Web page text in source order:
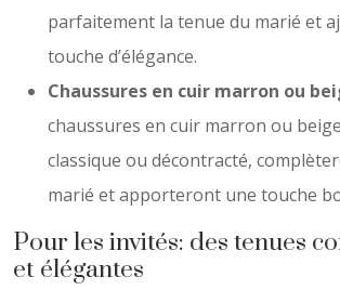
parfaitement la tenue du marié et
touche d’élégance.
Chaussures en cuir marron ou
chaussures en cuir marron ou
classique ou décontracté,
marié et apporteront une touche
Pour les invités: des tenues
et élégantes